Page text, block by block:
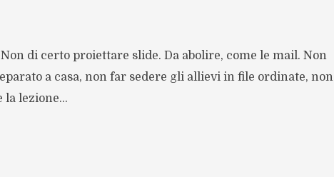
di certo proiettare slide. Da abolire, come le mail. Non
a casa, non far sedere gli allievi in file ordinate, non
la lezione…